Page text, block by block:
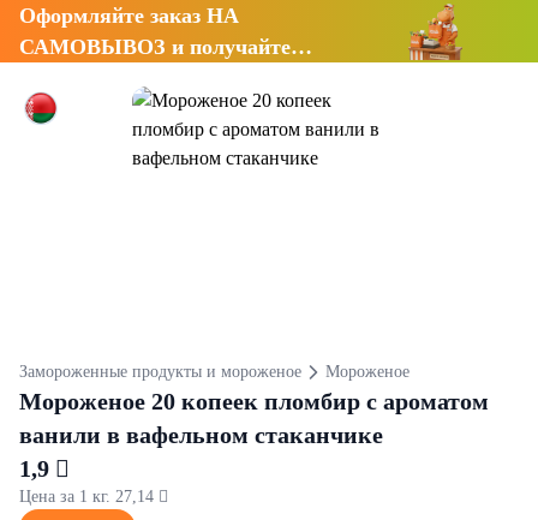
Оформляйте заказ НА
САМОВЫВОЗ и получайте
Замороженные продукты и мороженое Мороженое
Мороженое 20 копеек пломбир с ароматом
ванили в вафельном стаканчике
1,9 
Цена за 1 кг. 27,14 